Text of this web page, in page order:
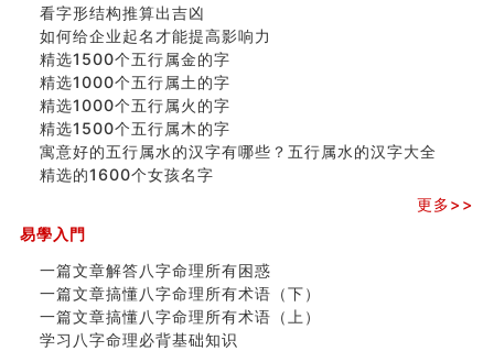
看字形结构推算出吉凶
如何给企业起名才能提高影响力
精选1500个五行属金的字
精选1000个五行属土的字
精选1000个五行属火的字
精选1500个五行属木的字
寓意好的五行属水的汉字有哪些？五行属水的汉字大全
精选的1600个女孩名字
更多>>
易學入門
一篇文章解答八字命理所有困惑
一篇文章搞懂八字命理所有术语（下）
一篇文章搞懂八字命理所有术语（上）
学习八字命理必背基础知识